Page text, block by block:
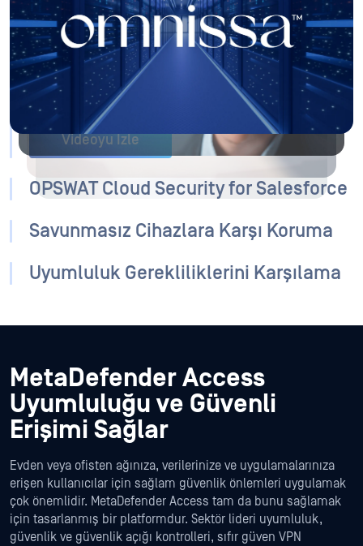
BYOD'larda kritik öneme sahiptir. Modern VDI istemcileri,
temel uç nokta ile birçok etkileşime izin verir, bu da ekran
yakalama veya tuş günlüğü gibi eylemleri önlemeyi gerekli
kılar. Bir VDI istemcisi kullanmadan önce uç noktanın
güvenli ve uyumlu olduğundan emin olmak için OPSWAT ,
Omnissa gibi satıcıların VDI çözümleriyle entegre olur.
Videoyu İzle
OPSWAT Cloud Security for Salesforce
Savunmasız Cihazlara Karşı Koruma
Uyumluluk Gerekliliklerini Karşılama
MetaDefender Access
Uyumluluğu ve Güvenli
Erişimi Sağlar
Evden veya ofisten ağınıza, verilerinize ve uygulamalarınıza
erişen kullanıcılar için sağlam güvenlik önlemleri uygulamak
çok önemlidir. MetaDefender Access tam da bunu sağlamak
için tasarlanmış bir platformdur. Sektör lideri uyumluluk,
güvenlik ve güvenlik açığı kontrolleri, sıfır güven VPN